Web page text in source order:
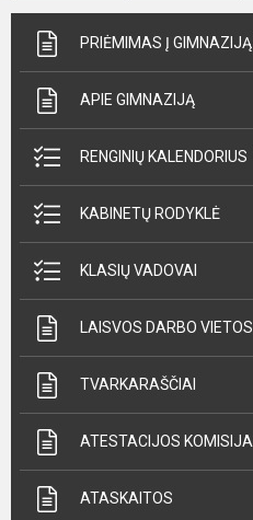
PRIĖMIMAS Į GIMNAZIJĄ
APIE GIMNAZIJĄ
RENGINIŲ KALENDORIUS
KABINETŲ RODYKLĖ
KLASIŲ VADOVAI
LAISVOS DARBO VIETOS
TVARKARAŠČIAI
ATESTACIJOS KOMISIJA
ATASKAITOS